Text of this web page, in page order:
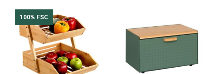
100% FSC